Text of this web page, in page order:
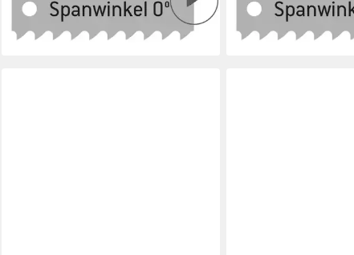
mm x 30 x 2 x 8.5 18 Zpz -
lieferbar - in 3-4 Werktagen bei dir
mm x 30 x 1.5 x 8.5
lieferbar - in 3-4